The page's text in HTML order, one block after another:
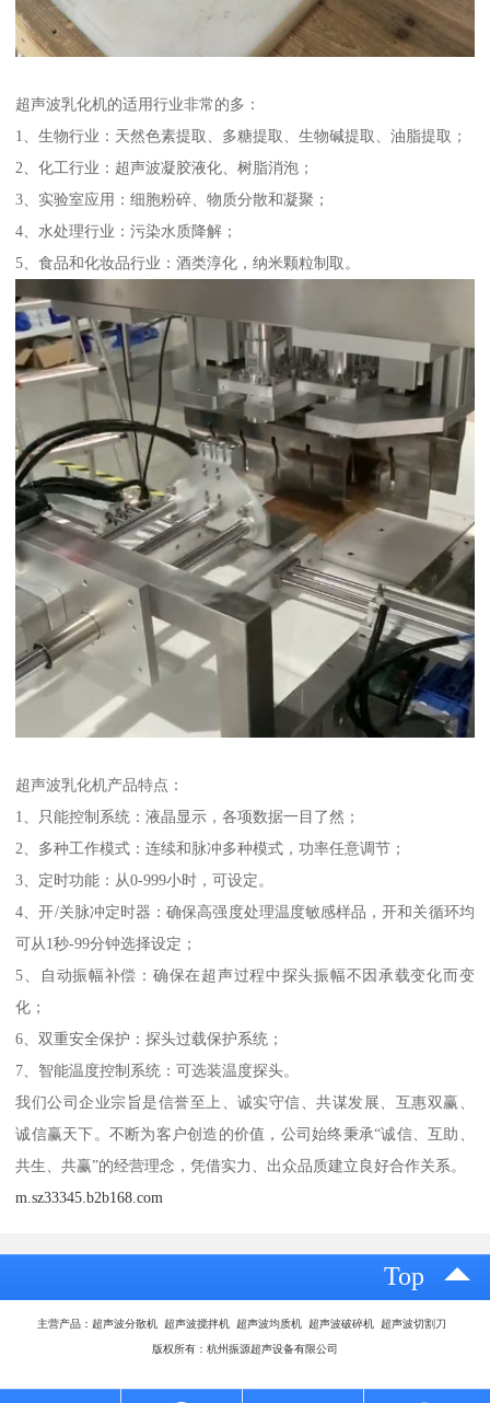
超声波乳化机的适用行业非常的多：
1、生物行业：天然色素提取、多糖提取、生物碱提取、油脂提取；
2、化工行业：超声波凝胶液化、树脂消泡；
3、实验室应用：细胞粉碎、物质分散和凝聚；
4、水处理行业：污染水质降解；
5、食品和化妆品行业：酒类淳化，纳米颗粒制取。
超声波乳化机产品特点：
1、只能控制系统：液晶显示，各项数据一目了然；
2、多种工作模式：连续和脉冲多种模式，功率任意调节；
3、定时功能：从0-999小时，可设定。
4、开/关脉冲定时器：确保高强度处理温度敏感样品，开和关循环均
可从1秒-99分钟选择设定；
5、自动振幅补偿：确保在超声过程中探头振幅不因承载变化而变
化；
6、双重安全保护：探头过载保护系统；
7、智能温度控制系统：可选装温度探头。
我们公司企业宗旨是信誉至上、诚实守信、共谋发展、互惠双赢、
诚信赢天下。不断为客户创造的价值，公司始终秉承“诚信、互助、
共生、共赢”的经营理念，凭借实力、出众品质建立良好合作关系。
m.sz33345.b2b168.com
Top
主营产品：超声波分散机 超声波搅拌机 超声波均质机 超声波破碎机 超声波切割刀
版权所有：杭州振源超声设备有限公司